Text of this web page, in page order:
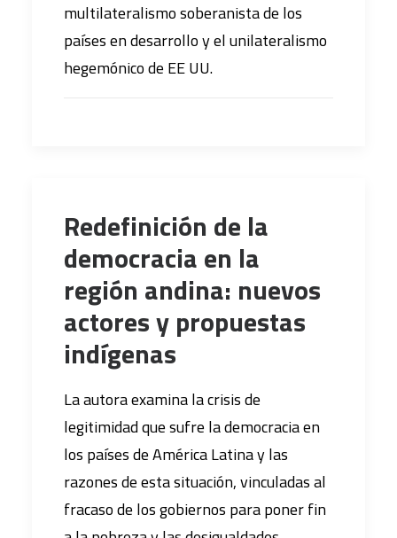
multilateralismo soberanista de los
países en desarrollo y el unilateralismo
hegemónico de EE UU.
Redefinición de la
democracia en la
región andina: nuevos
actores y propuestas
indígenas
La autora examina la crisis de
legitimidad que sufre la democracia en
los países de América Latina y las
razones de esta situación, vinculadas al
fracaso de los gobiernos para poner fin